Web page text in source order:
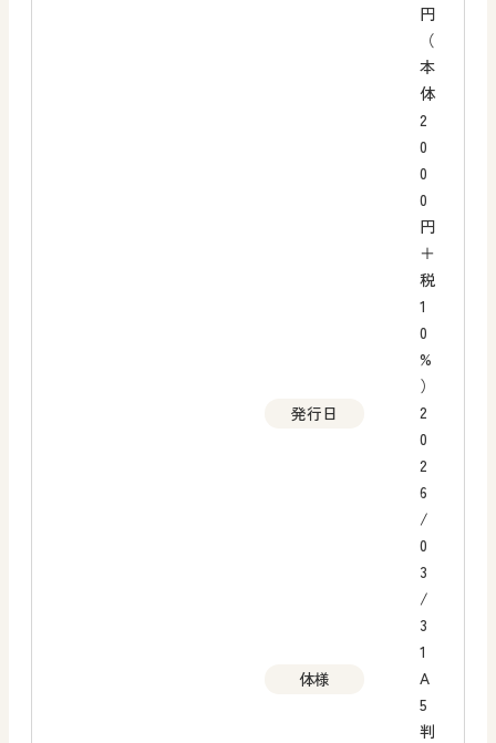
円
（
本
体
2
0
0
0
円
＋
税
1
0
%
）
発行日
2
0
2
6
/
0
3
/
3
1
体様
A
5
判